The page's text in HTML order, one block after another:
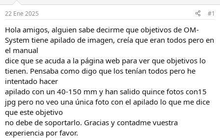
d
o
r
e
l
t
e
m
a
i
n
c
o
22 Ene 2025 #1
Hola amigos, alguien sabe decirme que objetivos de OM-
System tiene apilado de imagen, creía que eran todos pero en
el manual
dice que se acuda a la página web para ver que objetivos lo
tienen. Pensaba como digo que los tenían todos pero he
intentado hacer
apilado con un 40-150 mm y han salido quince fotos con15
jpg pero no veo una única foto con el apilado lo que me dice
que este objetivo
no debe de soportarlo. Gracias y contadme vuestra
experiencia por favor.